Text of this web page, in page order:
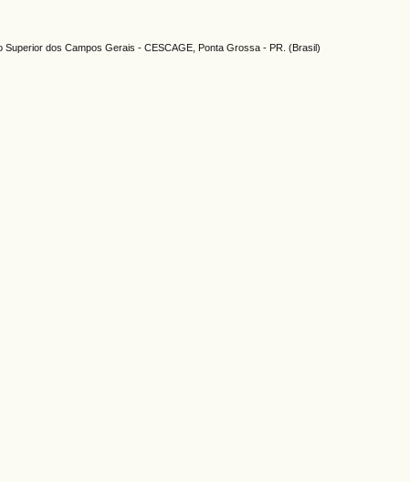
Superior dos Campos Gerais - CESCAGE, Ponta Grossa - PR. (Brasil)